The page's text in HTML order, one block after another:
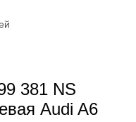
381 NS
Audi A6